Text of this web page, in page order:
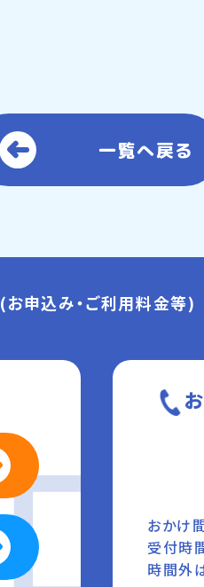
一覧へ戻る
(お申込み・ご利用料金等)
おかけ
受付時
時間外